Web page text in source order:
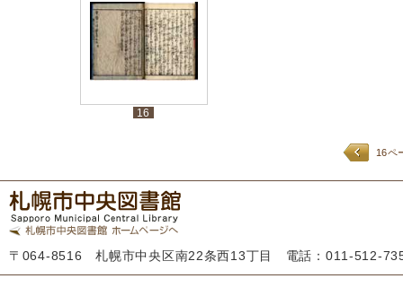
16
16ペ
〒064-8516 札幌市中央区南22条西13丁目 電話：011-512-